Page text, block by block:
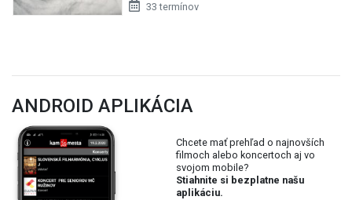
33 termínov
ANDROID APLIKÁCIA
Chcete mať prehľad o najnovších
filmoch alebo koncertoch aj vo
svojom mobile?
Stiahnite si bezplatne našu
aplikáciu.